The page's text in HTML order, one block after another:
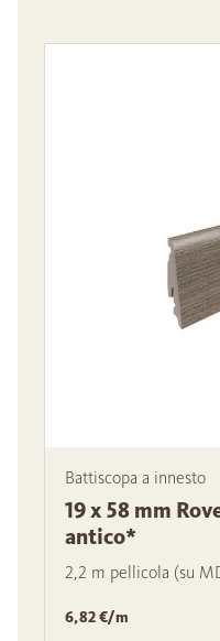
Battiscopa a innesto
19 x 58 mm
antico*
2,2 m pellicola (su
6,82 €/m